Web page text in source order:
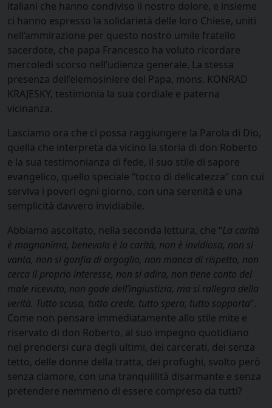
italiani che hanno condiviso il nostro dolore, e insieme
ci hanno espresso la solidarietà delle loro Chiese, uniti
nell’ammirazione per questo nostro umile fratello
sacerdote, che papa Francesco ha voluto ricordare
mercoledì scorso nell’udienza generale. La stessa
presenza dell’elemosiniere del Papa, mons. KONRAD
KRAJESKY, testimonia la sua cordiale e paterna
vicinanza.
Lasciamo ora che ci possa raggiungere la Parola di Dio,
quella che interpreta da vicino la storia di don Roberto
e la sua testimonianza di fede, il suo stile di sapore
evangelico, quello speciale “tocco di delicatezza” con cui
serviva i poveri ogni giorno, con una serenità e una
semplicità davvero invidiabile.
Abbiamo ascoltato, nella seconda lettura, che “La carità
è magnanima, benevola è la carità, non è invidiosa, non si
vanta, non si gonfia di orgoglio, non manca di rispetto, non
cerca il proprio interesse, non si adira, non tiene conto del
male ricevuto, non gode dell’ingiustizia, ma si rallegra della
verità. Tutto scusa, tutto crede, tutto spera, tutto sopporta“.
Come non pensare immediatamente allo stile mite e
riservato di don Roberto, al suo impegno quotidiano
nel prendersi cura degli ultimi, dei carcerati, dei senza
tetto, delle donne della tratta, dei profughi, svolto però
senza clamore, con una tranquillità disarmante e senza
pretendere nemmeno di essere compreso da tutti?